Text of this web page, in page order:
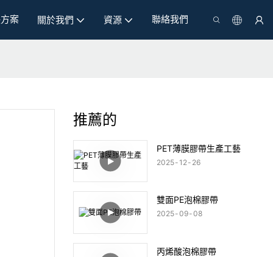
案 關於我們 資源 聯絡我們
推薦的
PET薄膜膠帶生產工藝
2025 12 26
雙面PE泡棉膠帶
2025 09 08
丙烯酸泡棉膠帶